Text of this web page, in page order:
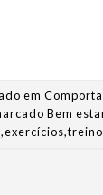
em
Bem
,exercícios,treino